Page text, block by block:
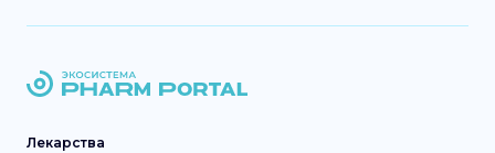
Лекарства